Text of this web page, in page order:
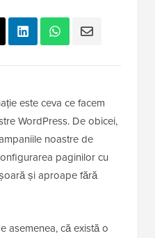
este ceva ce facem
WordPress. De obicei,
noastre de
paginilor cu
și aproape fără
asemenea, că există o